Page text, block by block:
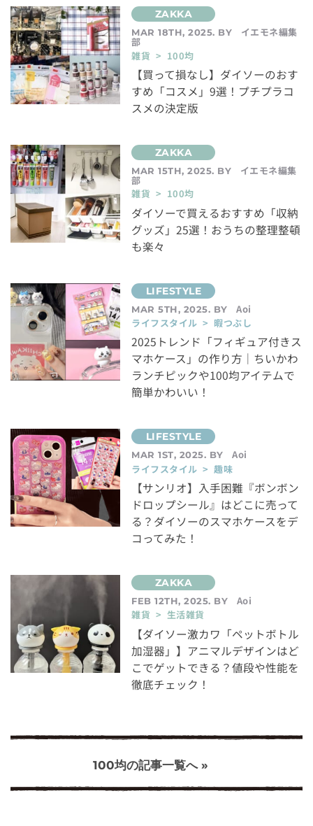
MAR 18TH, 2025. BY イエモネ編集
部
雑貨 > 100均
【買って損なし】ダイソーのおす
すめ「コスメ」9選！プチプラコ
スメの決定版
MAR 15TH, 2025. BY イエモネ編集
部
雑貨 > 100均
ダイソーで買えるおすすめ「収納
グッズ」25選！おうちの整理整頓
も楽々
MAR 5TH, 2025. BY
Aoi
ライフスタイル > 暇つぶし
2025トレンド「フィギュア付きス
マホケース」の作り方｜ちいかわ
ランチピックや100均アイテムで
簡単かわいい！
MAR 1ST, 2025. BY
Aoi
ライフスタイル > 趣味
【サンリオ】入手困難『ボンボン
ドロップシール』はどこに売って
る？ダイソーのスマホケースをデ
コってみた！
FEB 12TH, 2025. BY
Aoi
雑貨 > 生活雑貨
【ダイソー激カワ「ペットボトル
加湿器」】アニマルデザインはど
こでゲットできる？値段や性能を
徹底チェック！
100均の記事一覧へ »